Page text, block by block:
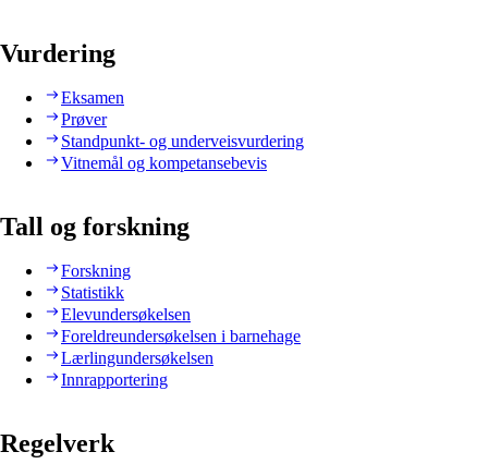
Vurdering
Eksamen
Prøver
Standpunkt- og underveisvurdering
Vitnemål og kompetansebevis
Tall og forskning
Forskning
Statistikk
Elevundersøkelsen
Foreldreundersøkelsen i barnehage
Lærlingundersøkelsen
Innrapportering
Regelverk